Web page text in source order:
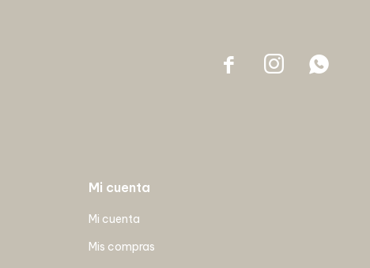
  
Mi cuenta
Mi cuenta
Mis compras